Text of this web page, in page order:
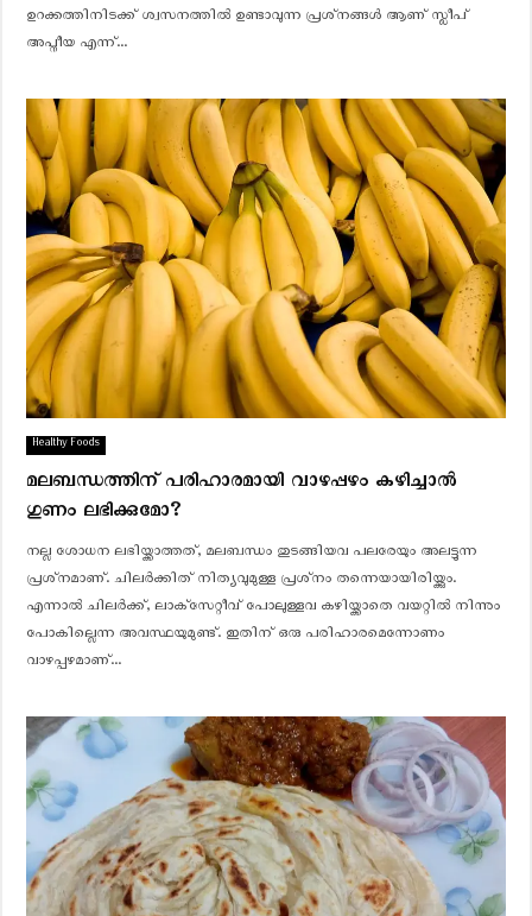
ഉറക്കത്തിനിടക്ക് ശ്വസനത്തില്‍ ഉണ്ടാവുന്ന പ്രശ്‌നങ്ങള്‍ ആണ് സ്ലീപ്
അപ്നീയ എന്ന്...
Healthy Foods
മലബന്ധത്തിന് പരിഹാരമായി വാഴപ്പഴം കഴിച്ചാൽ
ഗുണം ലഭിക്കുമോ?
നല്ല ശോധന ലഭിയ്ക്കാത്തത്, മലബന്ധം തുടങ്ങിയവ പലരേയും അലട്ടുന്ന
പ്രശ്‌നമാണ്. ചിലര്‍ക്കിത് നിത്യവുമുള്ള പ്രശ്‌നം തന്നെയായിരിയ്ക്കും.
എന്നാൽ ചിലര്‍ക്ക്, ലാക്‌സേറ്റീവ് പോലുള്ളവ കഴിയ്ക്കാതെ വയറ്റില്‍ നിന്നും
പോകില്ലെന്ന അവസ്ഥയുമുണ്ട്. ഇതിന് ഒരു പരിഹാരമെന്നോണം
വാഴപ്പഴമാണ്...